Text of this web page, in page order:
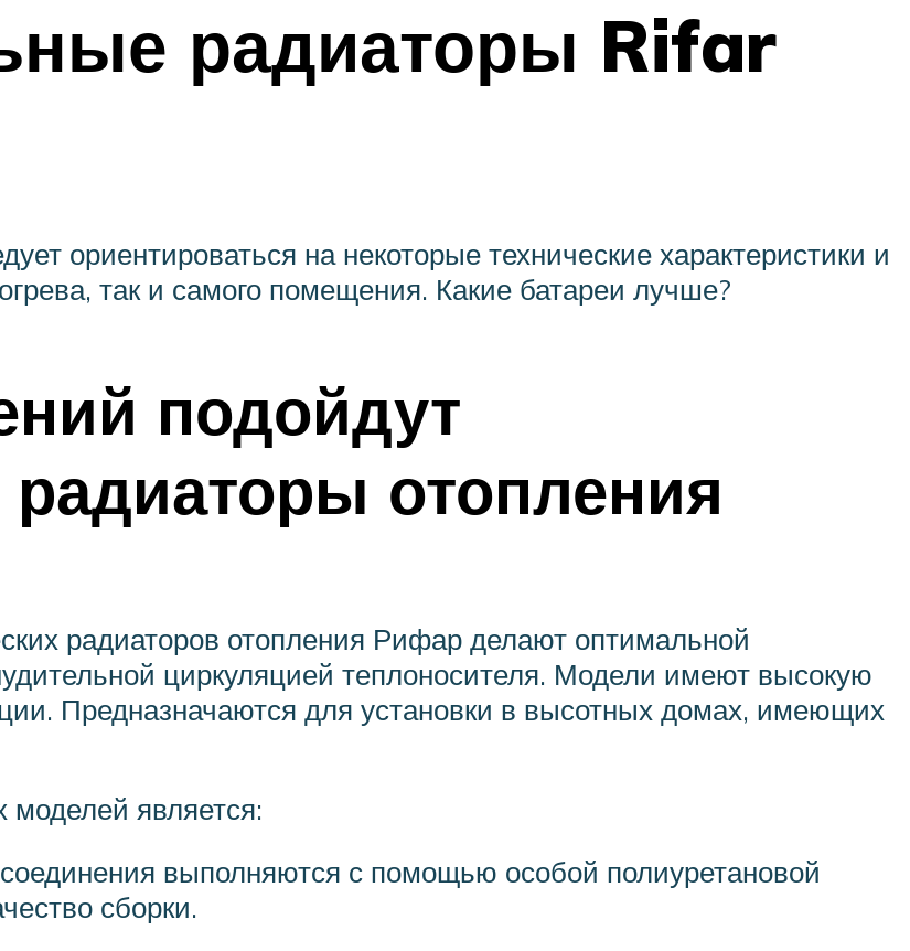
радиаторы Rifar
ориентироваться на некоторые технические характеристики и
так и самого помещения. Какие батареи лучше?
подойдут
отопления
радиаторов отопления Рифар делают оптимальной
циркуляцией теплоносителя. Модели имеют высокую
Предназначаются для установки в высотных домах, имеющих
моделей является:
выполняются с помощью особой полиуретановой
сборки.